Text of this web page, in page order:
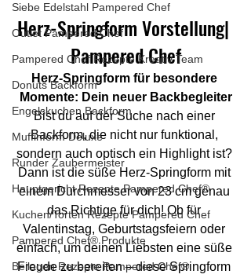
Siebe Edelstahl Pampered Chef
Outlet Pampered Chef
Pampered Chef Rezepte Kreativ Team
Donuts Backform
Engelskuchen Backform
Muffinform Deluxe
Runder Zaubermeister
Hauptgericht Rezepte Pampered Chef®
Kuchen/Torten Rezepte Pampered Chef
Pampered Chef® Produkte
Beilagen Rezepte Pampered Chef®
Herz-Springform Vorstellung|
Pampered Chef
Herz-Springform für besondere
Momente: Dein neuer Backbegleiter
Bist du auf der Suche nach einer
Backform, die nicht nur funktional,
sondern auch optisch ein Highlight ist?
Dann ist die süße Herz-Springform mit
einem Durchmesser von 23 cm genau
das Richtige für dich! Ob für
Valentinstag, Geburtstagsfeiern oder
einfach, um deinen Liebsten eine süße
Freude zu bereiten – diese Springform